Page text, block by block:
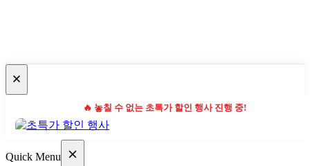
🔥 놓칠 수 없는 초특가 할인 행사 진행 중!
Quick Menu